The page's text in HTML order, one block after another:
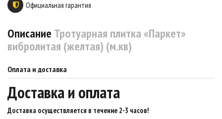
Официальная гарантия
Описание Тротуарная плитка «Паркет»
вибролитая (желтая) (м.кв)
Оплата и доставка
Доставка и оплата
Доставка осуществляется в течение 2-3 часов!